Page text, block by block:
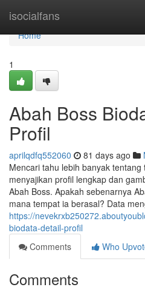
isocialfans
Home
Home
1
Abah Boss
Profil
aprilqdfq552060 81 days ago
Mencari tahu lebih banyak
menyajikan profil lengkap dan
Abah Boss. Apakah sebenarnya
mana tempat ia berasal? Data
https://
biodata-detail-profil
Comments
Who
Comments